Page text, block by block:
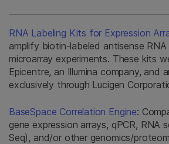
RNA Labeling Kits for Expression
amplify biotin-labeled antisense RNA
microarray experiments. These kits
Epicentre, an Illumina company, and
exclusively through Lucigen
BaseSpace Correlation Engine:
gene expression arrays, qPCR, RNA
Seq), and/or other genomics/